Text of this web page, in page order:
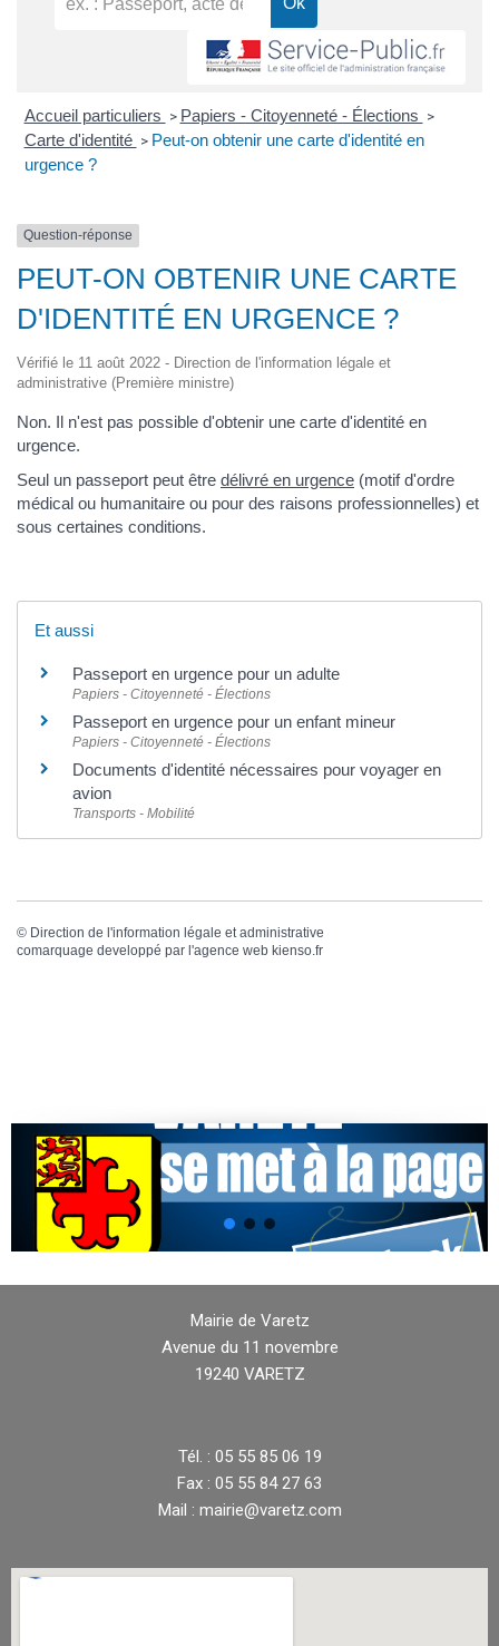
Accueil particuliers > Papiers - Citoyenneté - Élections >
Carte d'identité > Peut-on obtenir une carte d'identité en
urgence ?
Question-réponse
PEUT-ON OBTENIR UNE CARTE
D'IDENTITÉ EN URGENCE ?
Vérifié le 11 août 2022 - Direction de l'information légale et
administrative (Première ministre)
Non. Il n'est pas possible d'obtenir une carte d'identité en
urgence.
Seul un passeport peut être délivré en urgence (motif d'ordre
médical ou humanitaire ou pour des raisons professionnelles) et
sous certaines conditions.
Et aussi
Passeport en urgence pour un adulte
Papiers - Citoyenneté - Élections
Passeport en urgence pour un enfant mineur
Papiers - Citoyenneté - Élections
Documents d'identité nécessaires pour voyager en
avion
Transports - Mobilité
© Direction de l'information légale et administrative
comarquage developpé par l'agence web kienso.fr
Mairie de Varetz
Avenue du 11 novembre
19240 VARETZ
Tél. : 05 55 85 06 19
Fax : 05 55 84 27 63
Mail : mairie@varetz.com